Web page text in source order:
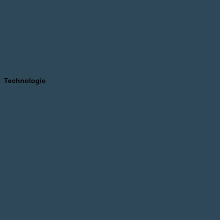
Technologie